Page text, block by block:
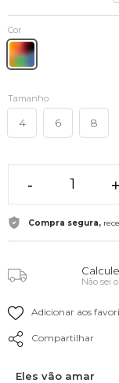
Cor
Tamanho
4 6 8
- +
Compra segura,
Não sei
Adicionar aos
Compartilhar
Eles vão amar